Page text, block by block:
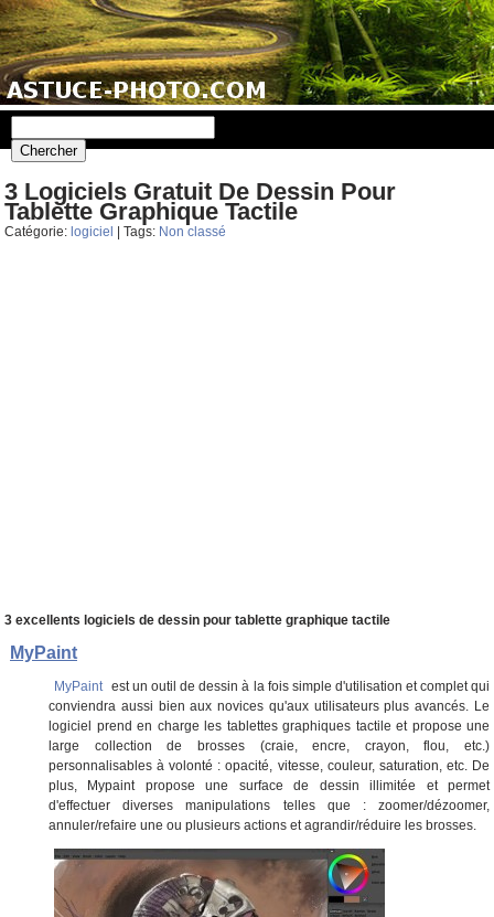
3 Logiciels Gratuit De Dessin Pour
Tablette Graphique Tactile
Catégorie: logiciel | Tags: Non classé
3 excellents logiciels de dessin pour tablette graphique tactile
MyPaint
MyPaint est un outil de dessin à la fois simple d'utilisation et complet qui
conviendra aussi bien aux novices qu'aux utilisateurs plus avancés. Le
logiciel prend en charge les tablettes graphiques tactile et propose une
large collection de brosses (craie, encre, crayon, flou, etc.)
personnalisables à volonté : opacité, vitesse, couleur, saturation, etc. De
plus, Mypaint propose une surface de dessin illimitée et permet
d'effectuer diverses manipulations telles que : zoomer/dézoomer,
annuler/refaire une ou plusieurs actions et agrandir/réduire les brosses.